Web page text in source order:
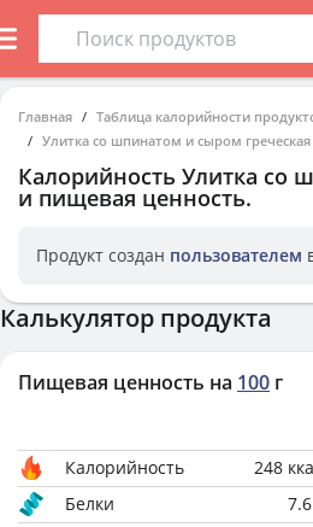
Главная Таблица калорийности
Улитка со шпинатом и сыром греческая
Калорийность Улитка со
и пищевая ценность.
Продукт создан пользователем
Калькулятор продукта
Пищевая ценность на 100 г
Калорийность 248
Белки
7.6